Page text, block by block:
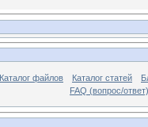
Каталог файлов Каталог статей
FAQ (вопрос/ответ)